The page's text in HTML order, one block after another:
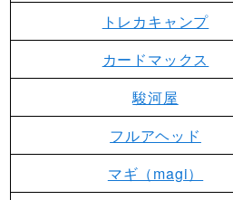
トレカキャンプ
カードマックス
駿河屋
フルアヘッド
マギ（magi）